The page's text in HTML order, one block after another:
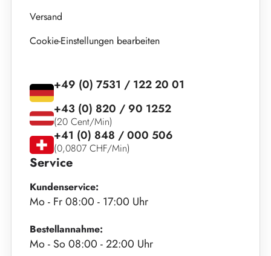
Versand
Cookie-Einstellungen bearbeiten
Service
Kundenservice:
Mo - Fr 08:00 - 17:00 Uhr
Bestellannahme:
Mo - So 08:00 - 22:00 Uhr
+49 (0) 7531 / 122 20 01
+43 (0) 820 / 90 1252
(20 Cent/Min)
+41 (0) 848 / 000 506
(0,0807 CHF/Min)